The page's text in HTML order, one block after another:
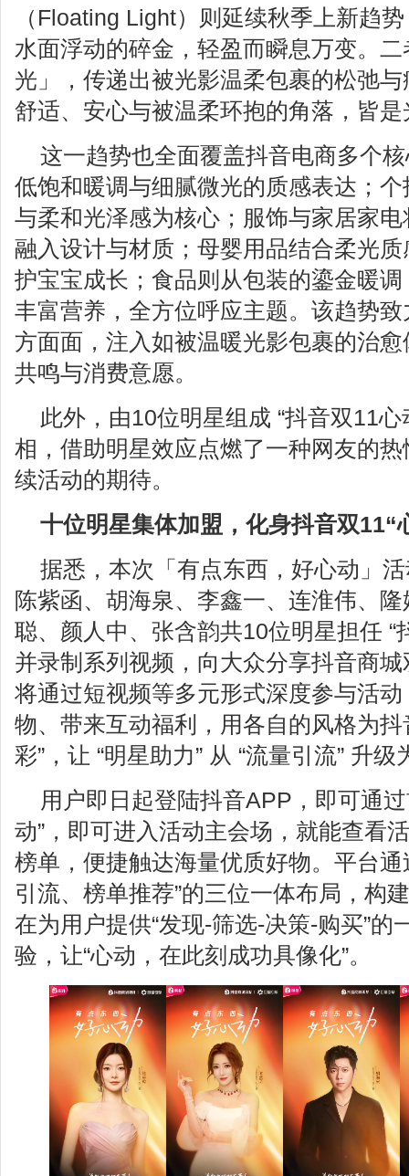
（Floating Light）则延续秋季上新趋
水面浮动的碎金，轻盈而瞬息万变。
光」，传递出被光影温柔包裹的松弛
舒适、安心与被温柔环抱的角落，皆
这一趋势也全面覆盖抖音电商多个
低饱和暖调与细腻微光的质感表达；
与柔和光泽感为核心；服饰与家居家
融入设计与材质；母婴用品结合柔光
护宝宝成长；食品则从包装的鎏金暖
丰富营养，全方位呼应主题。该趋势
方面面，注入如被温暖光影包裹的治
共鸣与消费意愿。
此外，由10位明星组成 “抖音双11
相，借助明星效应点燃了一种网友的
续活动的期待。
十位明星集体加盟，化身抖音双11“
据悉，本次「有点东西，好心动」
陈紫函、胡海泉、李鑫一、连淮伟、
聪、颜人中、张含韵共10位明星担任 “
并录制系列视频，向大众分享抖音商
将通过短视频等多元形式深度参与活
物、带来互动福利，用各自的风格为抖
彩”，让 “明星助力” 从 “流量引流” 升
用户即日起登陆抖音APP，即可通
动”，即可进入活动主会场，就能查看
榜单，便捷触达海量优质好物。平台
引流、榜单推荐”的三位一体布局，构
在为用户提供“发现-筛选-决策-购买”的
验，让“心动，在此刻成功具像化”。